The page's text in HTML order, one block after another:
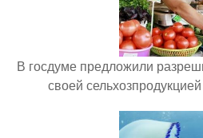
В госдуме предложили
своей